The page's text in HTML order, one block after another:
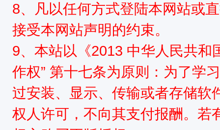
8、凡以任何方式登陆本网站或
接受本网站声明的约束。
9、本站以《2013 中华人民共和
作权” 第十七条为原则：为了学
过安装、显示、传输或者存储软
权人许可，不向其支付报酬。若